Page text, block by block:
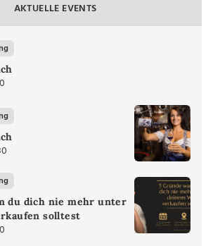
AKTUELLE EVENTS
du dich nie mehr unter
solltest